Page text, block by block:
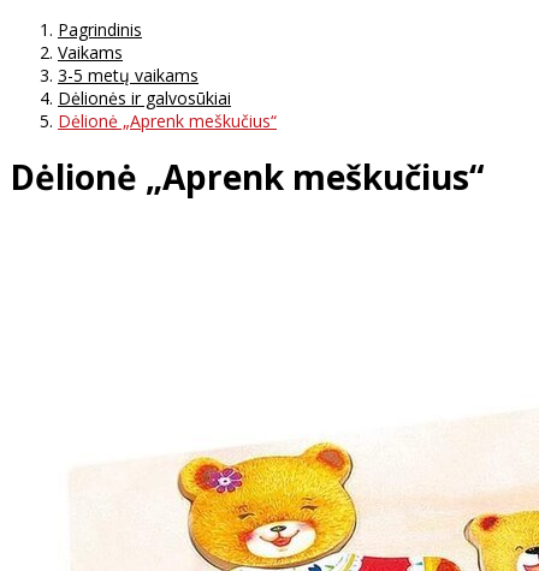
Pagrindinis
Vaikams
3-5 metų vaikams
Dėlionės ir galvosūkiai
Dėlionė „Aprenk meškučius“
Dėlionė „Aprenk meškučius“